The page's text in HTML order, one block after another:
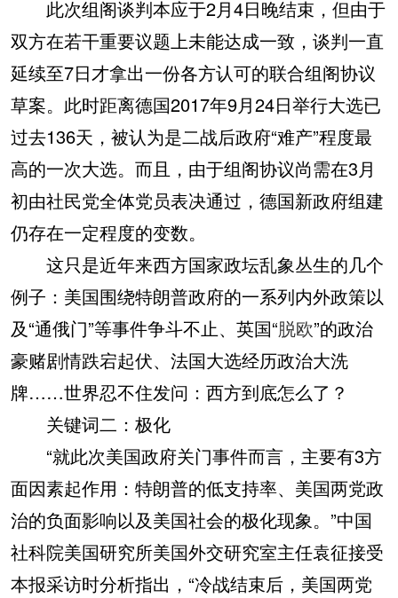
此次组阁谈判本应于2月4日晚结束，但由于
双方在若干重要议题上未能达成一致，谈判一直
延续至7日才拿出一份各方认可的联合组阁协议
草案。此时距离德国2017年9月24日举行大选已
过去136天，被认为是二战后政府“难产”程度最
高的一次大选。而且，由于组阁协议尚需在3月
初由社民党全体党员表决通过，德国新政府组建
仍存在一定程度的变数。
这只是近年来西方国家政坛乱象丛生的几个
例子：美国围绕特朗普政府的一系列内外政策以
及“通俄门”等事件争斗不止、英国“脱欧”的政治
豪赌剧情跌宕起伏、法国大选经历政治大洗
牌……世界忍不住发问：西方到底怎么了？
关键词二：极化
“就此次美国政府关门事件而言，主要有3方
面因素起作用：特朗普的低支持率、美国两党政
治的负面影响以及美国社会的极化现象。”中国
社科院美国研究所美国外交研究室主任袁征接受
本报采访时分析指出，“冷战结束后，美国两党